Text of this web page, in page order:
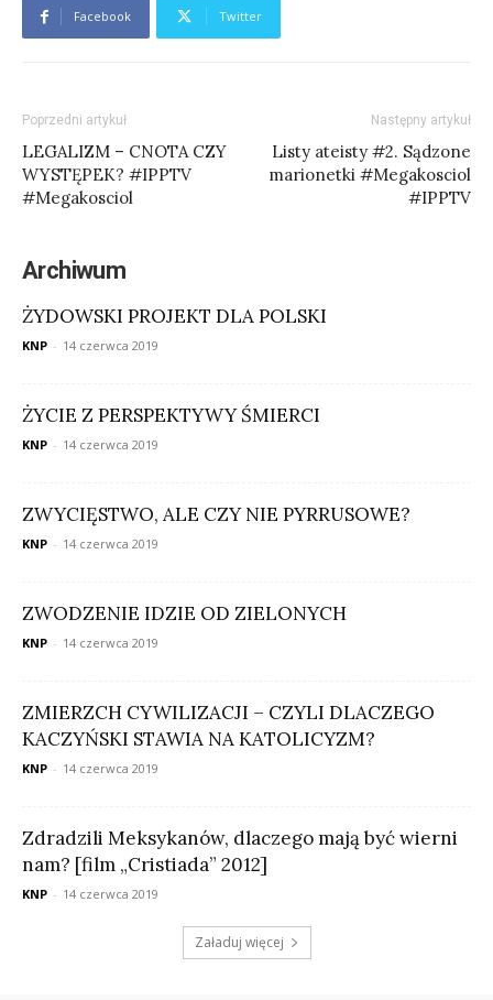
Facebook Twitter
Poprzedni artykuł
LEGALIZM – CNOTA CZY
WYSTĘPEK? #IPPTV
#Megakosciol
Następny artykuł
Listy ateisty #2. Sądzone
marionetki #Megakosciol
#IPPTV
Archiwum
ŻYDOWSKI PROJEKT DLA POLSKI
KNP - 14 czerwca 2019
ŻYCIE Z PERSPEKTYWY ŚMIERCI
KNP - 14 czerwca 2019
ZWYCIĘSTWO, ALE CZY NIE PYRRUSOWE?
KNP - 14 czerwca 2019
ZWODZENIE IDZIE OD ZIELONYCH
KNP - 14 czerwca 2019
ZMIERZCH CYWILIZACJI – CZYLI DLACZEGO
KACZYŃSKI STAWIA NA KATOLICYZM?
KNP - 14 czerwca 2019
Zdradzili Meksykanów, dlaczego mają być wierni
nam? [film „Cristiada” 2012]
KNP - 14 czerwca 2019
Załaduj więcej